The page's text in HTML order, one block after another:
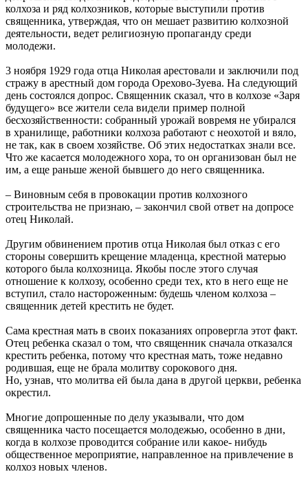
колхоза и ряд колхозников, которые выступили против
священника, утверждая, что он мешает развитию колхозной
деятельности, ведет религиозную пропаганду среди
молодежи.
3 ноября 1929 года отца Николая арестовали и заключили под
стражу в арестный дом города Орехово-Зуева. На следующий
день состоялся допрос. Священник сказал, что в колхозе «Заря
будущего» все жители села видели пример полной
бесхозяйственности: собранный урожай вовремя не убирался
в хранилище, работники колхоза работают с неохотой и вяло,
не так, как в своем хозяйстве. Об этих недостатках знали все.
Что же касается молодежного хора, то он организован был не
им, а еще раньше женой бывшего до него священника.
– Виновным себя в провокации против колхозного
строительства не признаю, – закончил свой ответ на допросе
отец Николай.
Другим обвинением против отца Николая был отказ с его
стороны совершить крещение младенца, крестной матерью
которого была колхозница. Якобы после этого случая
отношение к колхозу, особенно среди тех, кто в него еще не
вступил, стало настороженным: будешь членом колхоза –
священник детей крестить не будет.
Сама крестная мать в своих показаниях опровергла этот факт.
Отец ребенка сказал о том, что священник сначала отказался
крестить ребенка, потому что крестная мать, тоже недавно
родившая, еще не брала молитву сорокового дня.
Но, узнав, что молитва ей была дана в другой церкви, ребенка
окрестил.
Многие допрошенные по делу указывали, что дом
священника часто посещается молодежью, особенно в дни,
когда в колхозе проводится собрание или какое- нибудь
общественное мероприятие, направленное на привлечение в
колхоз новых членов.